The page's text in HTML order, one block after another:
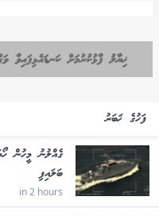
ޚިޔާލު ފާޅުކުރުމަށް ކަނޑައެޅިފައިވާ
ފަހުގެ ޚަބަރު
ބަލައިފި
in 2 hours